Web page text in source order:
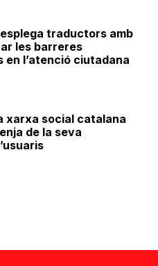
traductors amb
les barreres
en l’atenció ciutadana
xarxa social catalana
de la seva